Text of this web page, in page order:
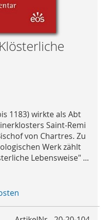
1183) wirkte als Abt
Saint-Remi
von Chartres. Zu
Werk zählt
Lebensweise" ...